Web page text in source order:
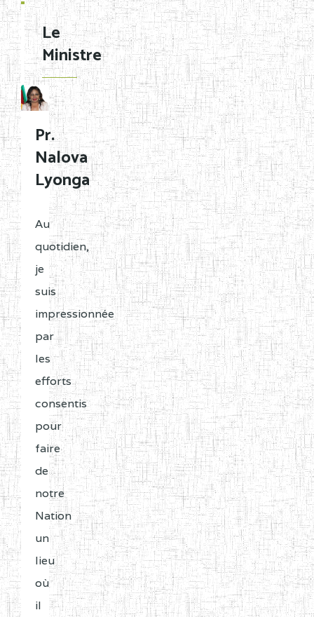
D'ENSEIGNEMENT
NORMAL
FOR
GENERAL
EDUCATION
SYLLABUS
FOR
TECHNICAL
AND
PROFESSIONAL
EDUCATION
SYLLABUS
FOR
TEACHER
TRANING
EDUCATION
Le
Ministre
Pr.
Nalova
Lyonga
Au
quotidien,
je
suis
impressionnée
par
les
efforts
consentis
pour
faire
de
notre
Nation
un
lieu
où
il